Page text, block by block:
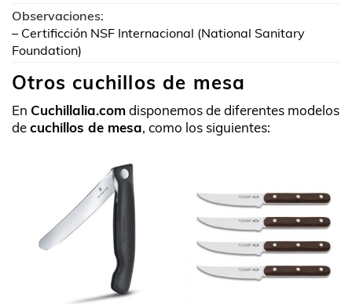
Observaciones:
– Certificción NSF Internacional (National Sanitary
Foundation)
Otros cuchillos de mesa
En Cuchillalia.comdisponemos de diferentes modelos
decuchillos de mesa, como los siguientes: